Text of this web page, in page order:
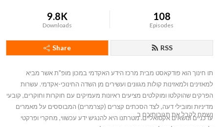
9.8K
Downloads
108
Episodes
Share RSS
תו חינוך הוא פודקאסט מבית מרכז הידע האקדמי במכון מופ"ת אשר מביא
למאזינים ולמאזינות קולות מגוונים ועשירים מן השדה החינוכי-אקדמי. עשרות
הפרקים שהוקלטו ומוקלטים מציעים ראיונות מעמיקים עם חוקרות וחוקרים, קובעי
מדיניות ומובילי דעה, לצד הסכתים קצרים (קצרמרים) המבוססים על מאמרים
עדכניים ונושאים אקטואליים. מטרתנו היא להנגיש ידע עכשווי, מחקרי ופרקטי
נשמח לקבל את תגובותיכם ב